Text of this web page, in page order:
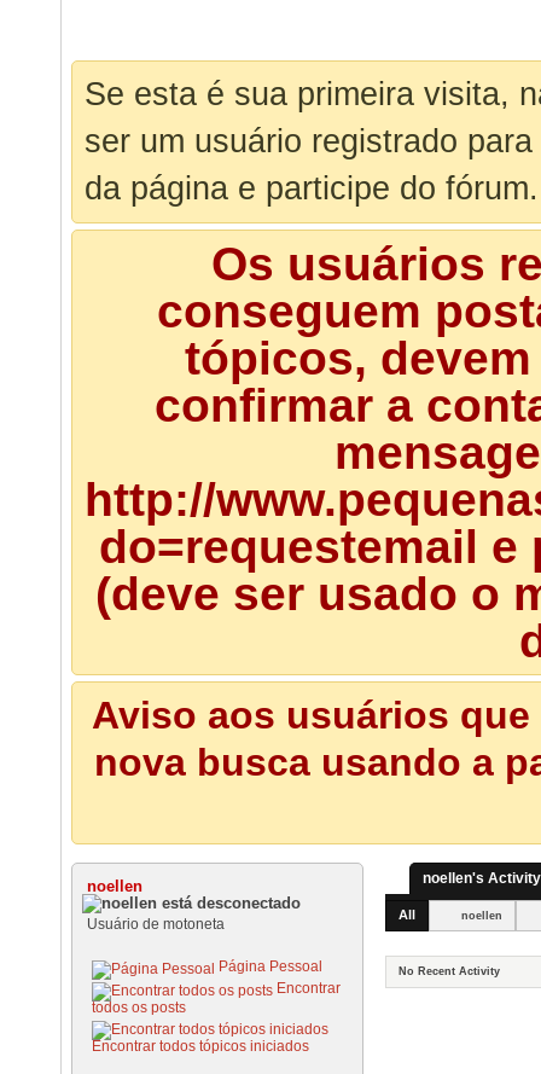
Se esta é sua primeira visita,
ser um usuário registrado
da página e participe do fórum.
Os usuários
conseguem
tópicos,
confirmar a
http://
do=requestemail
(deve ser usado o
Aviso aos usuários
nova busca usando a
noellen
Usuário de motoneta
Página Pessoal
Encontrar
todos os posts
Encontrar todos tópicos iniciados
noellen's Activity
All noellen
No Recent Activity